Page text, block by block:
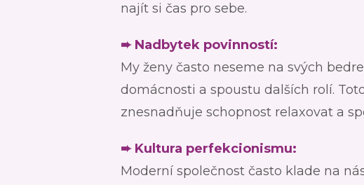
najít si čas pro sebe.
➨ Nadbytek povinností:
My ženy často neseme na svých
domácnosti a spoustu dalších rolí.
znesnadňuje schopnost relaxovat a
➨ Kultura perfekcionismu:
Moderní společnost často klade na